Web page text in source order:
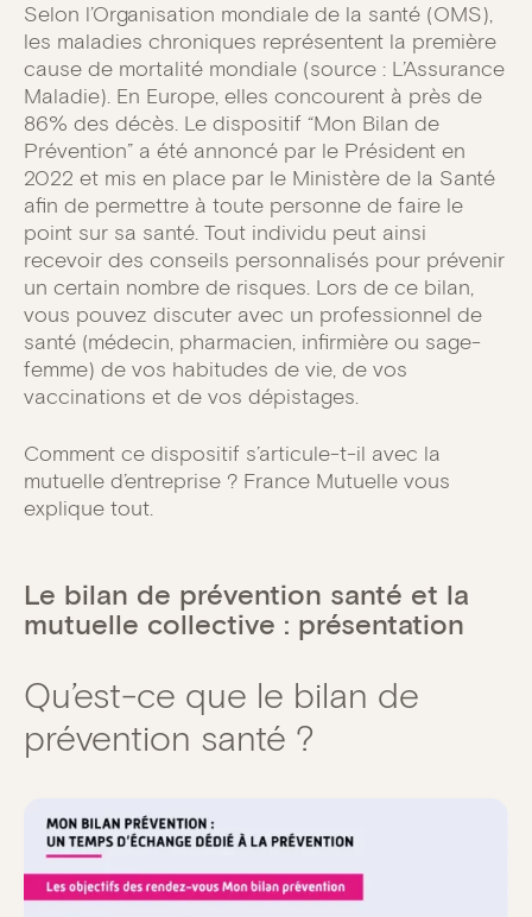
Selon l’Organisation mondiale de la santé (OMS),
les maladies chroniques représentent la première
cause de mortalité mondiale (source : L’Assurance
Maladie). En Europe, elles concourent à près de
86% des décès. Le dispositif “Mon Bilan de
Prévention” a été annoncé par le Président en
2022 et mis en place par le Ministère de la Santé
afin de permettre à toute personne de faire le
point sur sa santé. Tout individu peut ainsi
recevoir des conseils personnalisés pour prévenir
un certain nombre de risques. Lors de ce bilan,
vous pouvez discuter avec un professionnel de
santé (médecin, pharmacien, infirmière ou sage-
femme) de vos habitudes de vie, de vos
vaccinations et de vos dépistages.
Comment ce dispositif s’articule-t-il avec la
mutuelle d’entreprise ? France Mutuelle vous
explique tout.
Le bilan de prévention santé et la
mutuelle collective : présentation
Qu’est-ce que le bilan de
prévention santé ?